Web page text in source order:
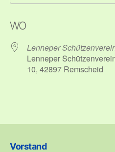
WO
Lenneper
Lenneper
10, 42897 Remscheid
Vorstand